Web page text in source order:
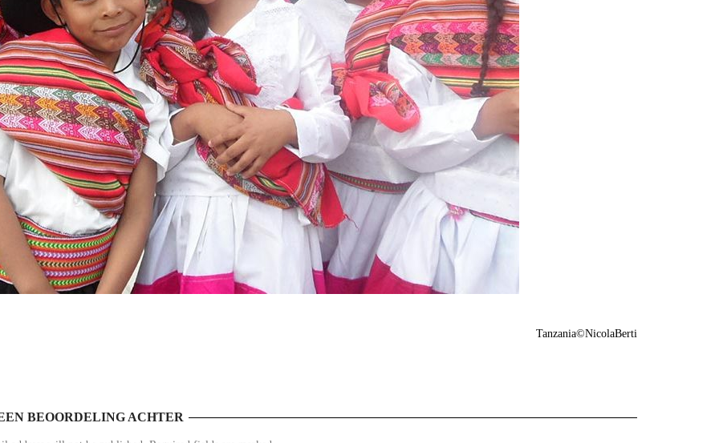
Tanzania©NicolaBerti
BEOORDELING ACHTER